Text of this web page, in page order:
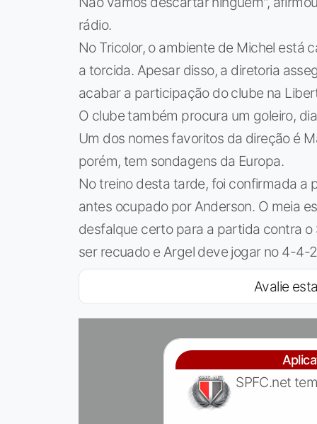
rádio.
No Tricolor, o ambiente de Michel está
a torcida. Apesar disso, a diretoria
acabar a participação do clube na
O clube também procura um goleiro,
Um dos nomes favoritos da direção é
porém, tem sondagens da Europa.
No treino desta tarde, foi confirmada a
antes ocupado por Anderson. O meia
desfalque certo para a partida contra o
ser recuado e Argel deve jogar no 4-4-
Avalie
SPFC.net